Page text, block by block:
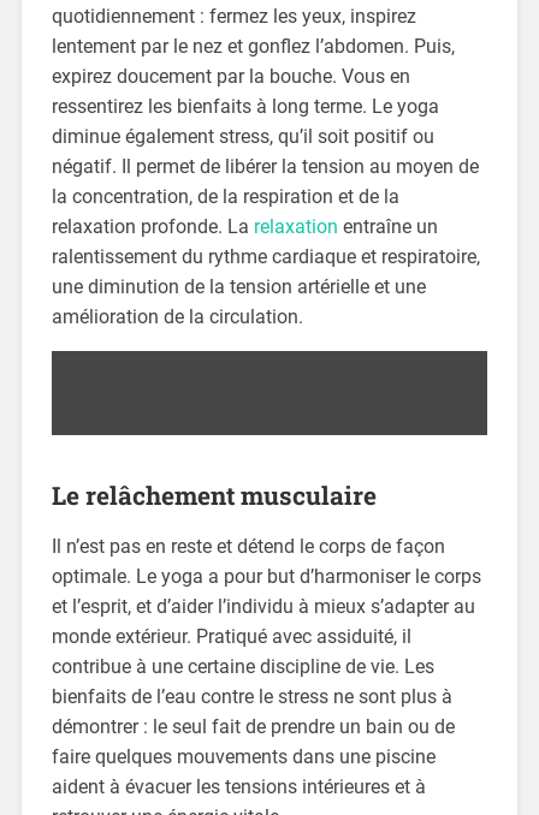
quotidiennement : fermez les yeux, inspirez
lentement par le nez et gonflez l’abdomen. Puis,
expirez doucement par la bouche. Vous en
ressentirez les bienfaits à long terme. Le yoga
diminue également stress, qu’il soit positif ou
négatif. Il permet de libérer la tension au moyen de
la concentration, de la respiration et de la
relaxation profonde. La relaxation entraîne un
ralentissement du rythme cardiaque et respiratoire,
une diminution de la tension artérielle et une
amélioration de la circulation.
Le relâchement musculaire
Il n’est pas en reste et détend le corps de façon
optimale. Le yoga a pour but d’harmoniser le corps
et l’esprit, et d’aider l’individu à mieux s’adapter au
monde extérieur. Pratiqué avec assiduité, il
contribue à une certaine discipline de vie. Les
bienfaits de l’eau contre le stress ne sont plus à
démontrer : le seul fait de prendre un bain ou de
faire quelques mouvements dans une piscine
aident à évacuer les tensions intérieures et à